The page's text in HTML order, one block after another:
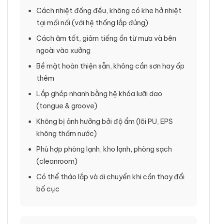
Cách nhiệt đồng đều, không có khe hở nhiệt
tại mối nối (với hệ thống lắp đúng)
Cách âm tốt, giảm tiếng ồn từ mưa và bên
ngoài vào xưởng
Bề mặt hoàn thiện sẵn, không cần sơn hay ốp
thêm
Lắp ghép nhanh bằng hệ khóa lưỡi dao
(tongue & groove)
Không bị ảnh hưởng bởi độ ẩm (lõi PU, EPS
không thấm nước)
Phù hợp phòng lạnh, kho lạnh, phòng sạch
(cleanroom)
Có thể tháo lắp và di chuyển khi cần thay đổi
bố cục